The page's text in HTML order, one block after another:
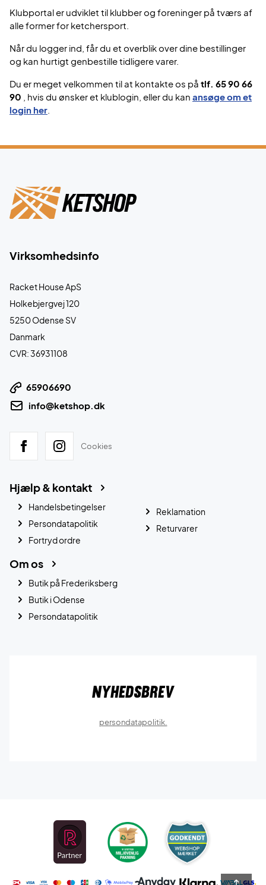
Klubportal er udviklet til klubber og foreninger på tværs af
alle former for ketchersport.
Når du logger ind, får du et overblik over dine bestillinger
og kan hurtigt genbestille tidligere varer.
Du er meget velkommen til at kontakte os på tlf. 65 90 66
90
, hvis du ønsker et klublogin, eller du kan ansøge om et
login her
Virksomhedsinfo
Racket House ApS
Holkebjergvej 120
5250 Odense SV
Danmark
CVR: 36931108
65906690
info@ketshop.dk
Cookies
Hjælp & kontakt
Handelsbetingelser
Persondatapolitik
Fortryd ordre
Reklamation
Returvarer
Om os
Butik på Frederiksberg
Butik i Odense
Persondatapolitik
Nyhedsbrev
persondatapolitik.